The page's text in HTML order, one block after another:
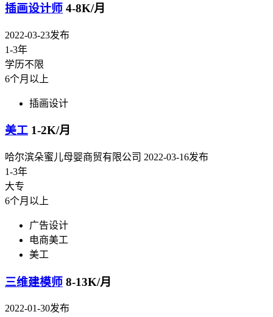
插画设计师 4-8K/月
2022-03-23发布
1-3年
学历不限
6个月以上
插画设计
美工 1-2K/月
哈尔滨朵蜜儿母婴商贸有限公司 2022-03-16发布
1-3年
大专
6个月以上
广告设计
电商美工
美工
三维建模师 8-13K/月
2022-01-30发布